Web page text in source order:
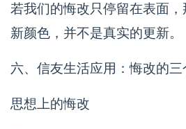
若我们的悔改只停留在表面
新颜色，并不是真实的更新。
六、信友生活应用：悔改的三
思想上的悔改